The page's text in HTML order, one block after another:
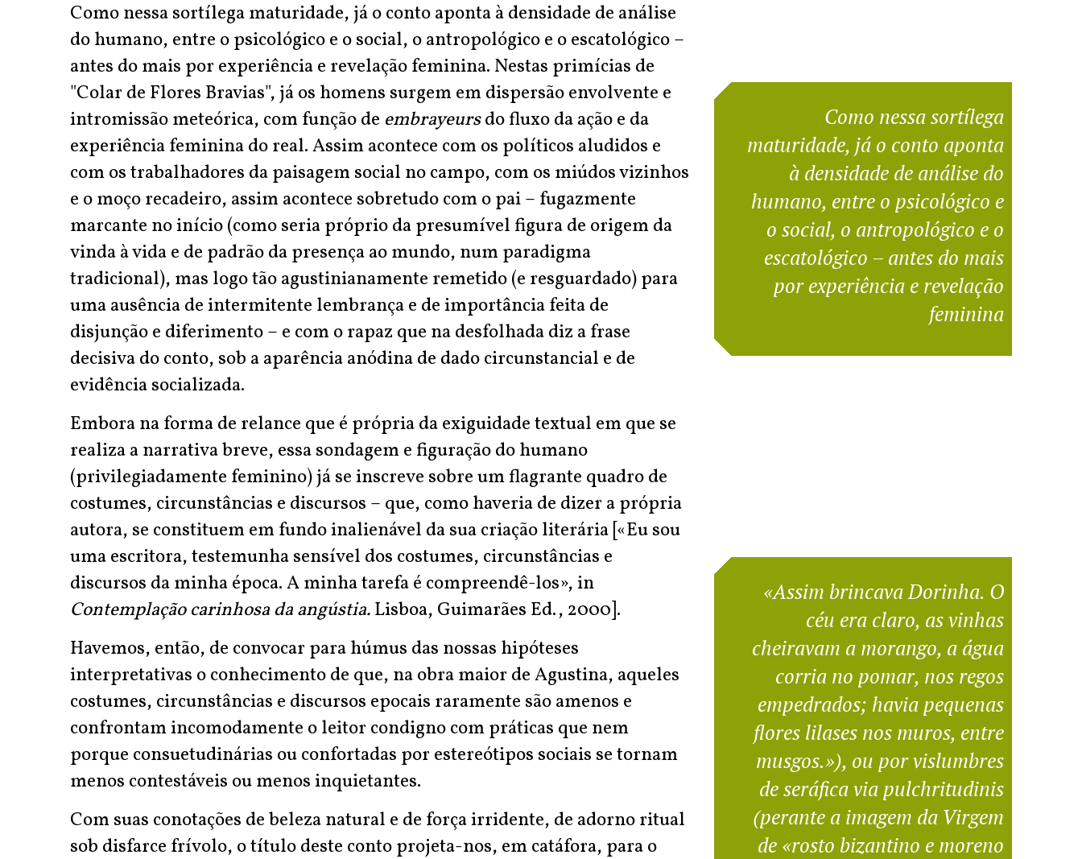
Como nessa sortílega maturidade, já o conto aponta à densidade de análise
do humano, entre o psicológico e o social, o antropológico e o escatológico –
antes do mais por experiência e revelação feminina. Nestas primícias de
"Colar de Flores Bravias", já os homens surgem em dispersão envolvente e
intromissão meteórica, com função de embrayeursdo fluxo da ação e da
experiência feminina do real. Assim acontece com os políticos aludidos e
com os trabalhadores da paisagem social no campo, com os miúdos vizinhos
e o moço recadeiro, assim acontece sobretudo com o pai – fugazmente
marcante no início (como seria próprio da presumível figura de origem da
vinda à vida e de padrão da presença ao mundo, num paradigma
tradicional), mas logo tão agustinianamente remetido (e resguardado) para
uma ausência de intermitente lembrança e de importância feita de
disjunção e diferimento – e com o rapaz que na desfolhada diz a frase
decisiva do conto, sob a aparência anódina de dado circunstancial e de
evidência socializada.
Embora na forma de relance que é própria da exiguidade textual em que se
realiza a narrativa breve, essa sondagem e figuração do humano
(privilegiadamente feminino) já se inscreve sobre um flagrante quadro de
costumes, circunstâncias e discursos – que, como haveria de dizer a própria
autora, se constituem em fundo inalienável da sua criação literária [«Eu sou
uma escritora, testemunha sensível dos costumes, circunstâncias e
discursos da minha época. A minha tarefa é compreendê-los», in
Contemplação carinhosa da angústia.Lisboa, Guimarães Ed., 2000].
Havemos, então, de convocar para húmus das nossas hipóteses
interpretativas o conhecimento de que, na obra maior de Agustina, aqueles
costumes, circunstâncias e discursos epocais raramente são amenos e
confrontam incomodamente o leitor condigno com práticas que nem
porque consuetudinárias ou confortadas por estereótipos sociais se tornam
menos contestáveis ou menos inquietantes.
Com suas conotações de beleza natural e de força irridente, de adorno ritual
sob disfarce frívolo, o título deste conto projeta-nos, em catáfora, para o
Como nessa sortílega
maturidade, já o conto aponta
à densidade de análise do
humano, entre o psicológico e
o social, o antropológico e o
escatológico – antes do mais
por experiência e revelação
feminina
«Assim brincava Dorinha. O
céu era claro, as vinhas
cheiravam a morango, a água
corria no pomar, nos regos
empedrados; havia pequenas
flores lilases nos muros, entre
musgos.»), ou por vislumbres
de seráfica via pulchritudinis
(perante a imagem da Virgem
de «rosto bizantino e moreno